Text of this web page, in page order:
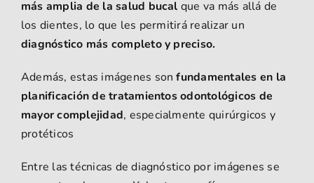
más amplia de la salud bucal que va más allá de
los dientes, lo que les permitirá realizar un
diagnóstico más completo y preciso.
Además, estas imágenes sonfundamentales en la
planificación de tratamientos odontológicos de
mayor complejidad, especialmente quirúrgicos y
protéticos
Entre las técnicas de diagnóstico por imágenes se